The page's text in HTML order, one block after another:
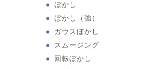
ぼかし
ぼかし（強）
ガウスぼかし
スムージング
回転ぼかし